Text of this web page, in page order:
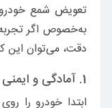
تعویض شمع خودرو
به‌خصوص اگر
دقت، می‌توان این
1. آمادگی و ایمنی
ابتدا خودرو را